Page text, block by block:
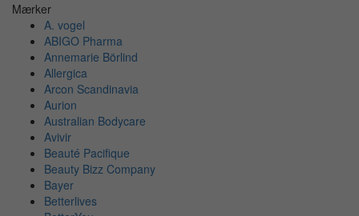
Mærker
A. vogel
ABIGO Pharma
Annemarie Börlind
Allergica
Arcon Scandinavia
Aurion
Australian Bodycare
Avivir
Beauté Pacifique
Beauty Bizz Company
Bayer
Betterlives